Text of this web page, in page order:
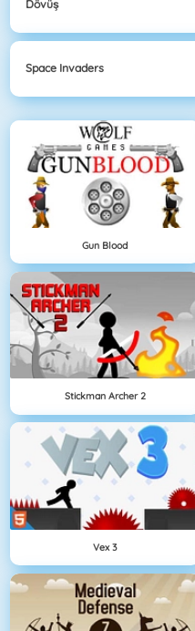
Dövüş
Space Invaders
Gun Blood
Stickman Archer 2
Vex 3